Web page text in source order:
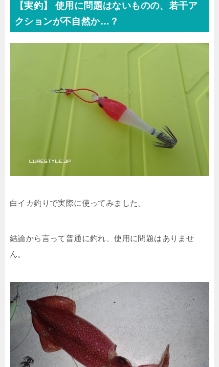
【実釣】 使用に問題はないものの、若干ア
クションが不自然か…？
白イカ釣りで実際に使ってみました。
結論から言って普通に釣れ、使用に問題はありませ
ん。